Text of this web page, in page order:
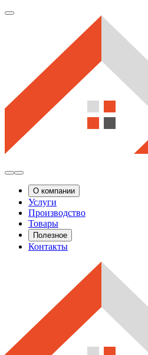
О компании
Услуги
Производство
Товары
Полезное
Контакты